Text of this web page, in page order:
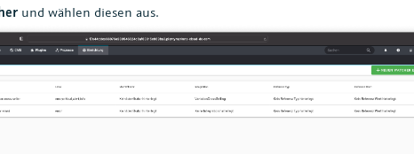
und wählen diesen aus.